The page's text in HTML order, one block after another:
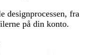
designprocessen, fra
på din konto.